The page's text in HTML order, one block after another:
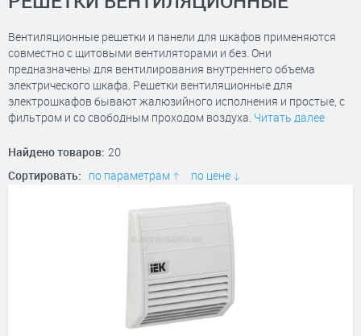
Вентиляционные решетки и панели для шкафов применяются
совместно с щитовыми вентиляторами и без. Они
предназначены для вентилирования внутреннего объема
электрического шкафа. Решетки вентиляционные для
электрошкафов бывают жалюзийного исполнения и простые, с
фильтром и со свободным проходом воздуха. Читать далее
Найдено товаров: 20
Сортировать: по параметрам по цене